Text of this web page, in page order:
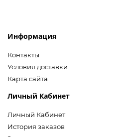
Информация
Контакты
Условия доставки
Карта сайта
Личный Кабинет
Личный Кабинет
История заказов